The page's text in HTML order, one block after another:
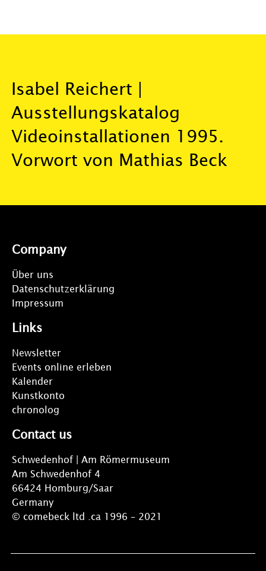
Isabel Reichert |
Ausstellungskatalog
Videoinstallationen 1995.
Vorwort von Mathias Beck
Company
Über uns
Datenschutzerklärung
Impressum
Links
Newsletter
Events online erleben
Kalender
Kunstkonto
chronolog
Contact us
Schwedenhof | Am Römermuseum
Am Schwedenhof 4
66424 Homburg/Saar
Germany
© comebeck ltd .ca 1996 – 2021